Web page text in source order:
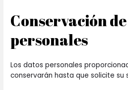
Conservación
personales
Los datos personales
conservarán hasta que solicite su